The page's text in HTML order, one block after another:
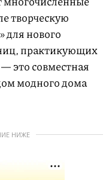
творческую
для нового
практикующих
это совместная
модного дома
НИЖЕ